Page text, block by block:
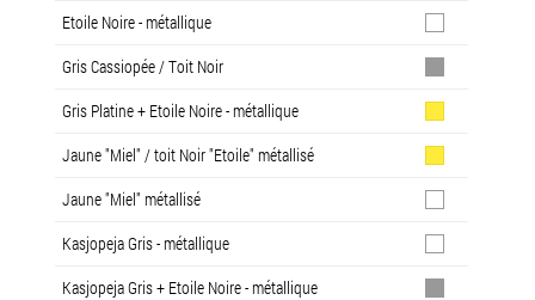
Etoile Noire - métallique
Gris Cassiopée / Toit Noir
Gris Platine + Etoile Noire - métallique
Jaune "Miel" / toit Noir "Etoile" métallisé
Jaune "Miel" métallisé
Kasjopeja Gris - métallique
Kasjopeja Gris + Etoile Noire - métallique